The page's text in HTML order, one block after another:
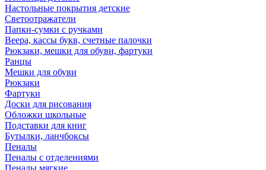
Настольные покрытия детские
Светоотражатели
Папки-сумки с ручками
Веера, кассы букв, счетные палочки
Рюкзаки, мешки для обуви, фартуки
Ранцы
Мешки для обуви
Рюкзаки
Фартуки
Доски для рисования
Обложки школьные
Подставки для книг
Бутылки, ланчбоксы
Пеналы
Пеналы с отделениями
Пеналы мягкие